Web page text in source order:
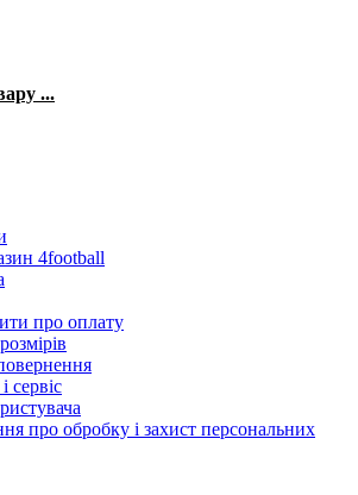
...
4football
про оплату
сервіс
про обробку і захист персональних